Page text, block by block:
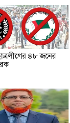
৪৮ জনের